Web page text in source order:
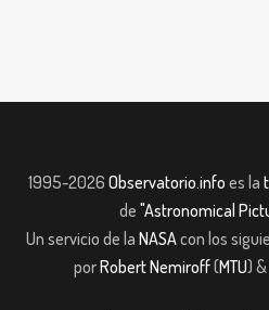
1995-2026 Observatorio.info es la
de "Astronomical
Un servicio de la NASAcon los
porRobert Nemiroff(MTU) &